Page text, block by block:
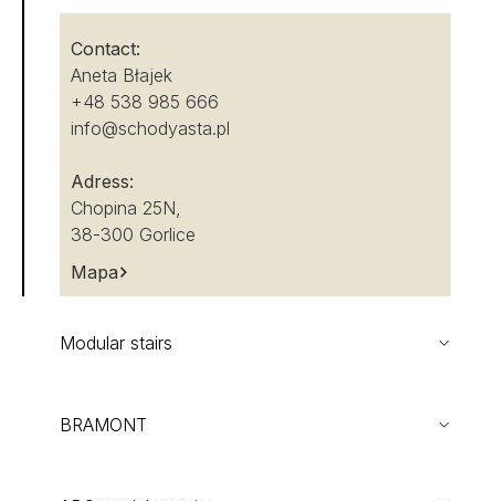
Contact:
Aneta Błajek
+48 538 985 666
info@schodyasta.pl
Adress:
Chopina 25N,
38-300 Gorlice
Mapa
Modular stairs
BRAMONT